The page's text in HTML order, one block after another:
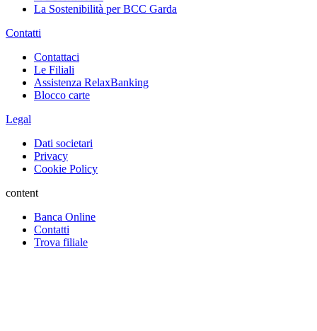
La Sostenibilità per BCC Garda
Contatti
Contattaci
Le Filiali
Assistenza RelaxBanking
Blocco carte
Legal
Dati societari
Privacy
Cookie Policy
content
Banca Online
Contatti
Trova filiale